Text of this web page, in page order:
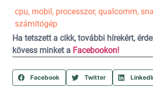
cpu, mobil, processzor, qualcomm,
számítógép
Ha tetszett a cikk, további hírekért,
kövess minket a Facebookon!
Facebook Twitter